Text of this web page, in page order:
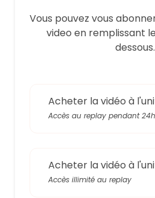
Vous pouvez vous
video en remplissant
dessous.
Acheter la vidéo à
Accès au replay pendant 24h
Acheter la vidéo à
Accès illimité au replay